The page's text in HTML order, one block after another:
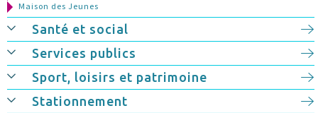
Maison des Jeunes
Santé et social
Services publics
Sport, loisirs et patrimoine
Stationnement